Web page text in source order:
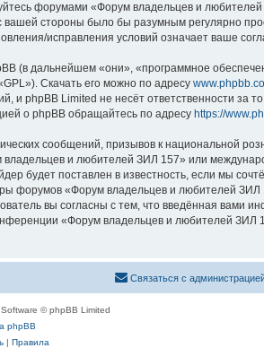
форумами «Форум владельцев и
стороны было бы разумным регулярно
исправления условий означает ваше
(в дальнейшем «они», «программное
Скачать его можно по адресу
и phpBB Limited не несёт ответственности за
о phpBB обращайтесь по адресу https://
сообщений, призывов к национальной
и любителей ЗИЛ 157» или
будет поставлен в известность, если мы
форумов «Форум владельцев и любителей
вы согласны с тем, что введённая вами
«Форум владельцев и любителей ЗИЛ
Связаться с
© phpBB Limited
phpBB
| Правила